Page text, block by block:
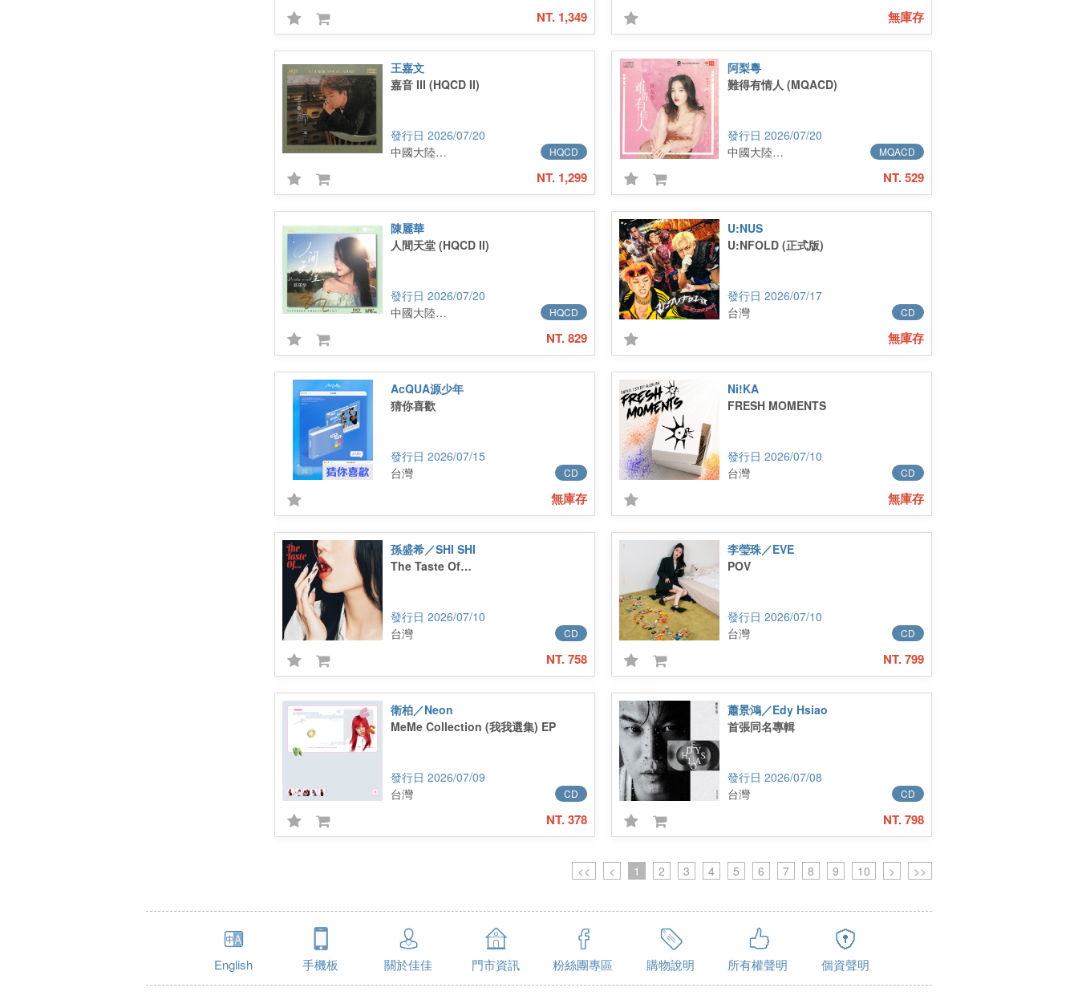
NT. 1,349 無庫存
王嘉文
嘉音 III (HQCD II)
2026/07/20
HQCD
中國大陸進口
NT. 1,299
阿梨粵
難得有情人 (MQACD)
2026/07/20
MQACD
中國大陸進口
NT. 529
陳麗華
人間天堂 (HQCD II)
2026/07/20
HQCD
中國大陸進口
NT. 829
U:NUS
U:NFOLD (正式版)
2026/07/17
CD
台灣
無庫存
AcQUA源少年
猜你喜歡
2026/07/15
CD
台灣
無庫存
Ni!KA
FRESH MOMENTS
2026/07/10
CD
台灣
無庫存
孫盛希／SHI SHI
The Taste Of…
2026/07/10
CD
台灣
NT. 758
李瑩珠／EVE
POV
2026/07/10
CD
台灣
NT. 799
衛柏／Neon
MeMe Collection (我我選集) EP
2026/07/09
CD
台灣
NT. 378
蕭景鴻／Edy Hsiao
首張同名專輯
2026/07/08
CD
台灣
NT. 798
<< < 1 2 3 4 5 6 7 8 9 10 > >>
English 手機板 關於佳佳 門市資訊 粉絲團專區 購物說明 所有權聲明 個資聲明